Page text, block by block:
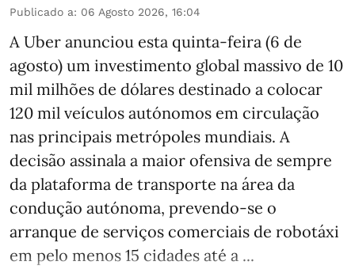
Publicado a: 06 Agosto 2026, 16:04
A Uber anunciou esta quinta-feira (6 de
agosto) um investimento global massivo de 10
mil milhões de dólares destinado a colocar
120 mil veículos autónomos em circulação
nas principais metrópoles mundiais. A
decisão assinala a maior ofensiva de sempre
da plataforma de transporte na área da
condução autónoma, prevendo-se o
arranque de serviços comerciais de robotáxi
em pelo menos 15 cidades até a ...